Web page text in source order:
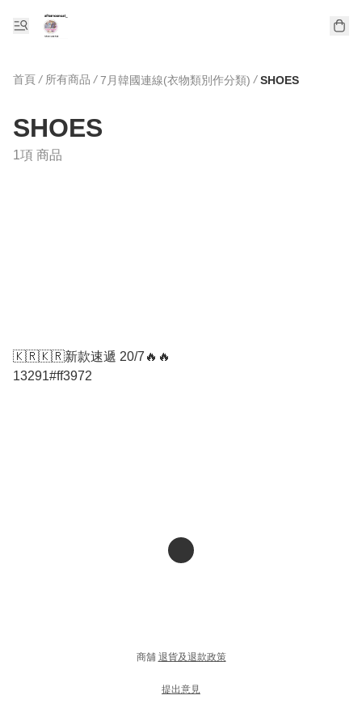
首頁 / 所有商品 / 7月韓國連線(衣物類別作分類) / SHOES
SHOES
1項 商品
🇰🇷🇰🇷新款速遞 20/7🔥🔥
13291#ff3972
商舖 退貨及退款政策
提出意見